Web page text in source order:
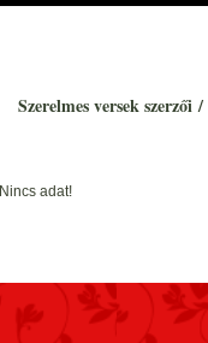
Szerelmes versek szerzői /
Nincs adat!